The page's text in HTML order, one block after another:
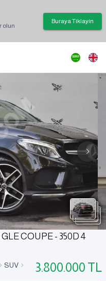
olun
Buraya Tıklayın
COUPE - 350D 4
SUV
3.800.000 TL